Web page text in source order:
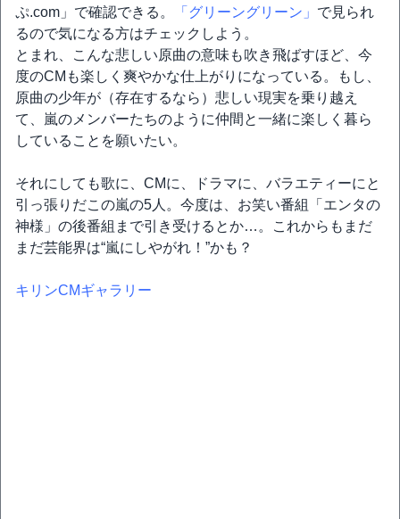
ぷ.com」で確認できる。
「グリーングリーン」 で見られ
るので気になる方はチェックしよう。
とまれ、こんな悲しい原曲の意味も吹き飛ばすほど、今
度のCMも楽しく爽やかな仕上がりになっている。もし、
原曲の少年が（存在するなら）悲しい現実を乗り越え
て、嵐のメンバーたちのように仲間と一緒に楽しく暮ら
していることを願いたい。
それにしても歌に、CMに、ドラマに、バラエティーにと
引っ張りだこの嵐の5人。今度は、お笑い番組「エンタの
神様」の後番組まで引き受けるとか…。これからもまだ
まだ芸能界は“嵐にしやがれ！”かも？
キリンCMギャラリー